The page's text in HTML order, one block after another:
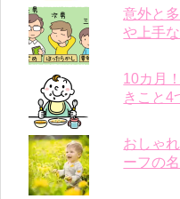
意外と
や上手
10カ月
きこと4
おしゃ
ーフの